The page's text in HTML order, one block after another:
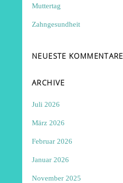
Muttertag
Zahngesundheit
NEUESTE KOMMENTARE
ARCHIVE
Juli 2026
März 2026
Februar 2026
Januar 2026
November 2025